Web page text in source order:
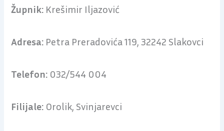
Župnik: Krešimir Iljazović
Adresa: Petra Preradovića 119, 32242 Slakovci
Telefon: 032/544 004
Filijale: Orolik, Svinjarevci